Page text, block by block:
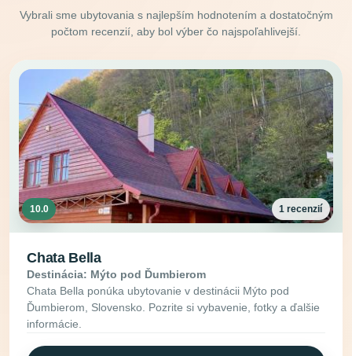
Vybrali sme ubytovania s najlepším hodnotením a dostatočným
počtom recenzií, aby bol výber čo najspoľahlivejší.
10.0 1 recenzií
Chata Bella
Destinácia: Mýto pod Ďumbierom
Chata Bella ponúka ubytovanie v destinácii Mýto pod
Ďumbierom, Slovensko. Pozrite si vybavenie, fotky a ďalšie
informácie.